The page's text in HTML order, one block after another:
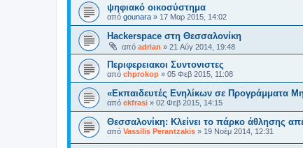
ψηφιακό οικοσύστημα
από gounara » 17 Μαρ 2015, 14:02
Hackerspace στη Θεσσαλονίκη
από adrian » 21 Αύγ 2014, 19:48
Περιφερειακοι Συντονιστες
από chprokop » 05 Φεβ 2015, 11:08
«Εκπαιδευτές Ενηλίκων σε Προγράμματα
από ekfrasi » 02 Φεβ 2015, 14:15
Θεσσαλονίκη: Κλείνει το πάρκο άθλησης
από Vassilis Perantzakis » 19 Νοέμ 2014, 12:31